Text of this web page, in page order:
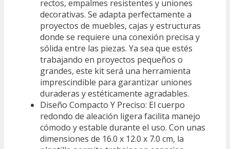
rectos, empalmes resistentes y uniones
decorativas. Se adapta perfectamente a
proyectos de muebles, cajas y estructuras
donde se requiere una conexión precisa y
sólida entre las piezas. Ya sea que estés
trabajando en proyectos pequeños o
grandes, este kit será una herramienta
imprescindible para garantizar uniones
duraderas y estéticamente agradables.
Diseño Compacto Y Preciso: El cuerpo
redondo de aleación ligera facilita manejo
cómodo y estable durante el uso. Con unas
dimensiones de 16.0 x 12.0 x 7.0 cm, la